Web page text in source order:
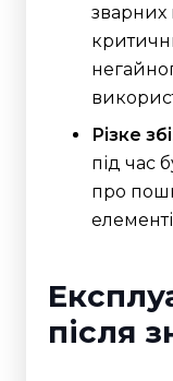
зварних
Різке
під час
про
після